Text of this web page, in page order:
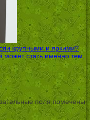
крупными и яркими?
может стать именно тем,
поля помечены